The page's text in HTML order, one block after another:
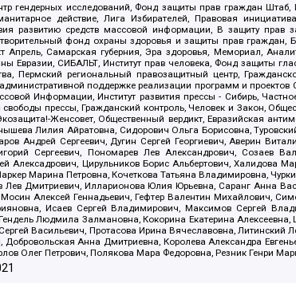
гендерных исследований, Фонд защиты прав граждан
действие, Лига Избирателей, Правовая
развитию средств массовой информации, В защиту прав
фонд охраны здоровья и защиты прав
Апрель, Самарская губерния, Эра здоровья, Мемориал,
СИБАЛЬТ, Институт прав человека, Фонд защиты
Пермский региональный правозащитный центр,
поддержке реализации программ и проектов
Информации, Институт развития прессы - Сибирь,
прессы, Гражданский контроль, Человек и Закон,
Женсовет, Общественный вердикт, Евразийская
Лилия Айратовна, Сидорович Ольга Борисовна,
Андрей Сергеевич, Дугин Сергей Георгиевич, Аверин
Сергеевич, Пономарев Лев Александрович, Созаев
Алексадрович, Цирульников Борис Альбертович, Халидова
Марина Петровна, Кочеткова Татьяна Владимировна,
Дмитриевич, Илларионова Юлия Юрьевна, Саранг Анна
Алексей Геннадьевич, Гефтер Валентин Михайлович,
Исаев Сергей Владимирович, Максимов Сергей
Людмила Залмановна, Кокорина Екатерина
Васильевич, Протасова Ирина Вячеславовна, Литинский
Анна Дмитриевна, Королева Александра
Олег Петрович, Полякова Мара Федоровна, Резник Генри